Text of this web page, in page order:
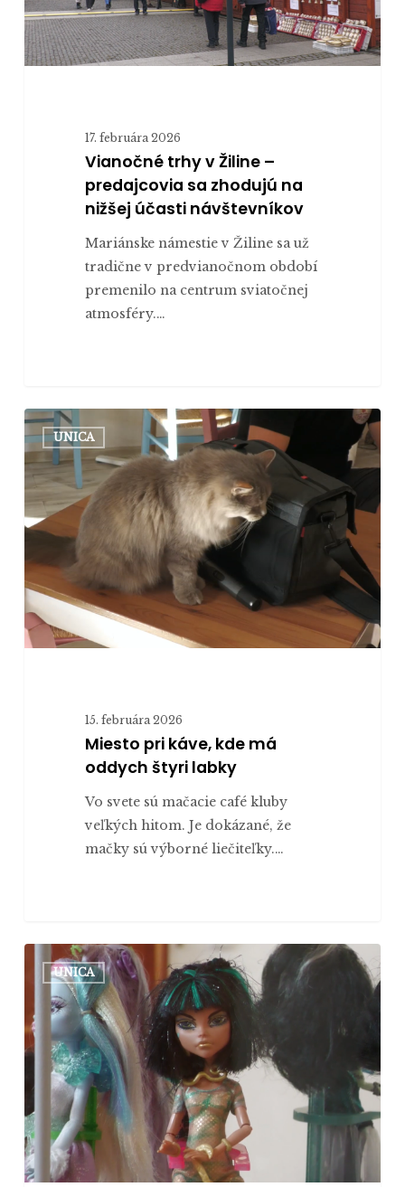
na
nižšej
17. februára 2026
Vianočné trhy v Žiline –
predajcovia sa zhodujú na
nižšej účasti návštevníkov
Mariánske námestie v Žiline sa už
tradične v predvianočnom období
premenilo na centrum sviatočnej
atmosféry.…
Miesto
pri
káve,
kde
má
oddych
štyri
labky
UNICA
15. februára 2026
Miesto pri káve, kde má
oddych štyri labky
Vo svete sú mačacie café kluby
veľkých hitom. Je dokázané, že
mačky sú výborné liečiteľky.…
Národné
múzeum
v Martine
hostilo
výstavu
Monster
High
bábik
UNICA